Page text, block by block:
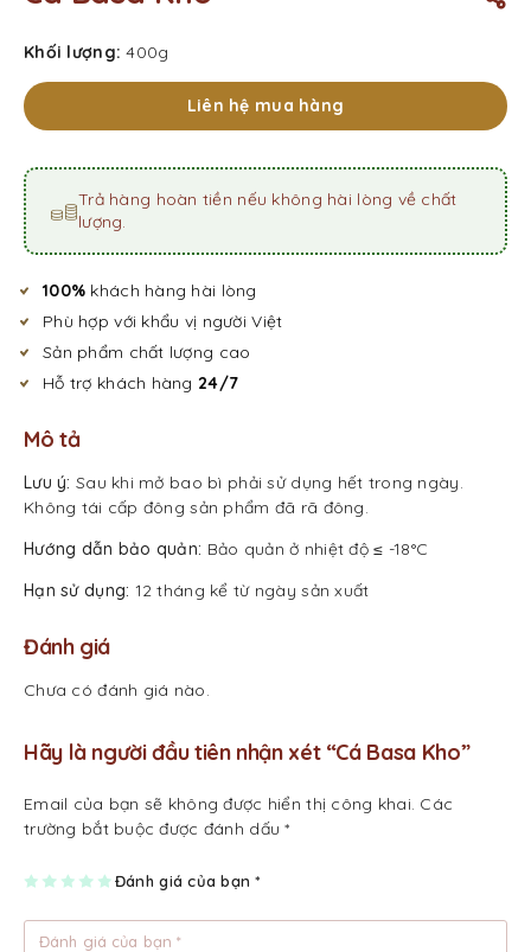
Khối lượng:400g
Liên hệ mua hàng
Trả hàng hoàn tiền nếu không hài lòng về chất
lượng.
100% khách hàng hài lòng
Phù hợp với khẩu vị người Việt
Sản phẩm chất lượng cao
Hỗ trợ khách hàng 24/7
Mô tả
Lưu ý: Sau khi mở bao bì phải sử dụng hết trong ngày.
Không tái cấp đông sản phẩm đã rã đông.
Hướng dẫn bảo quản: Bảo quản ở nhiệt độ ≤ -18°C
Hạn sử dụng: 12 tháng kể từ ngày sản xuất
Đánh giá
Chưa có đánh giá nào.
Hãy là người đầu tiên nhận xét “Cá Basa Kho”
Email của bạn sẽ không được hiển thị công khai. Các
trường bắt buộc được đánh dấu*
Đánh giá của bạn*
1
5
sa
2
5
sa
3
5
sa
4
5
sa
5
5
sa